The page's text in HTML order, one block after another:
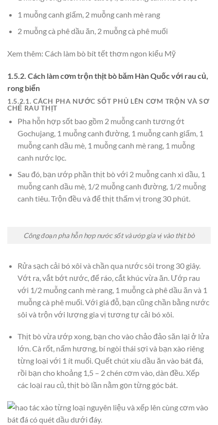
1 muỗng canh giấm, 2 muỗng canh mè rang
2 muỗng cà phê dầu ăn, 2 muỗng cà phê muối
Xem thêm: Cách làm bò bít tết thơm ngon kiểu Mỹ
1.5.2. Cách làm cơm trộn thịt bò băm Hàn Quốc với rau củ,
rong biển
1.5.2.1. CÁCH PHA NƯỚC SỐT PHỦ LÊN CƠM TRỘN VÀ SƠ
CHẾ RAU THỊT
Pha hỗn hợp sốt bao gồm 2 muỗng canh tương ớt
Gochujang, 1 muỗng canh đường, 1 muỗng canh giấm, 1
muỗng canh dầu mè, 1 muỗng canh mè rang, 1 muỗng
canh nước lọc.
Sau đó, bạn ướp phần thịt bò với 2 muỗng canh xì dầu, 1
muỗng canh dầu mè, 1/2 muỗng canh đường, 1/2 muỗng
canh tiêu. Trộn đều và để thịt thấm vị trong 30 phút.
Công đoạn pha hỗn hợp nước sốt và ướp gia vị vào thịt bò
Rửa sạch cải bó xôi và chần qua nước sôi trong 30 giây.
Vớt ra, vắt bớt nước, để ráo, cắt khúc vừa ăn. Ướp rau
với 1/2 muỗng canh mè rang, 1 muỗng cà phê dầu ăn và 1
muỗng cà phê muối. Với giá đỗ, bạn cũng chần bằng nước
sôi và trộn với lượng gia vị tương tự cải bó xôi.
Thịt bò vừa ướp xong, bạn cho vào chảo đảo săn lại ở lửa
lớn. Cà rốt, nấm hương, bí ngòi thái sợi và bạn xào riêng
từng loại với 1 ít muối. Quết chút xíu dầu ăn vào bát đá,
rồi bạn cho khoảng 1,5 – 2 chén cơm vào, dàn đều. Xếp
các loại rau củ, thịt bò lần nằm gọn từng góc bát.